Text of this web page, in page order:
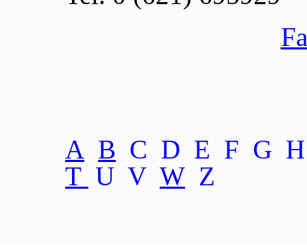
A B C D E F G
T U V W Z